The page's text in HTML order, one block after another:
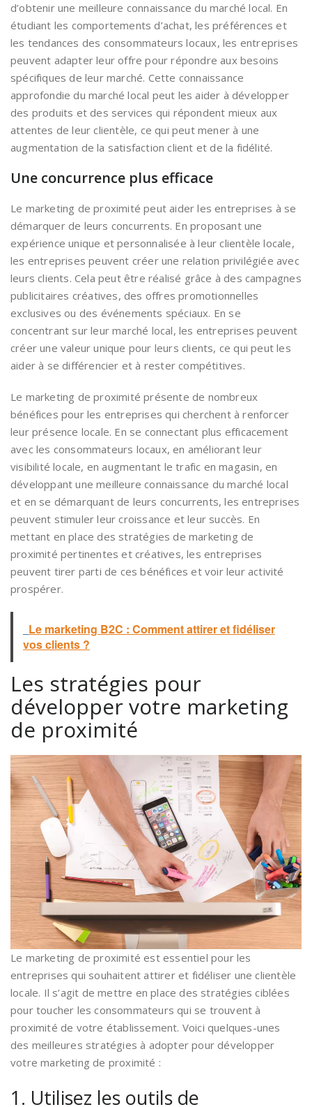
d’obtenir une meilleure connaissance du marché local. En
étudiant les comportements d’achat, les préférences et
les tendances des consommateurs locaux, les entreprises
peuvent adapter leur offre pour répondre aux besoins
spécifiques de leur marché. Cette connaissance
approfondie du marché local peut les aider à développer
des produits et des services qui répondent mieux aux
attentes de leur clientèle, ce qui peut mener à une
augmentation de la satisfaction client et de la fidélité.
Une concurrence plus efficace
Le marketing de proximité peut aider les entreprises à se
démarquer de leurs concurrents. En proposant une
expérience unique et personnalisée à leur clientèle locale,
les entreprises peuvent créer une relation privilégiée avec
leurs clients. Cela peut être réalisé grâce à des campagnes
publicitaires créatives, des offres promotionnelles
exclusives ou des événements spéciaux. En se
concentrant sur leur marché local, les entreprises peuvent
créer une valeur unique pour leurs clients, ce qui peut les
aider à se différencier et à rester compétitives.
Le marketing de proximité présente de nombreux
bénéfices pour les entreprises qui cherchent à renforcer
leur présence locale. En se connectant plus efficacement
avec les consommateurs locaux, en améliorant leur
visibilité locale, en augmentant le trafic en magasin, en
développant une meilleure connaissance du marché local
et en se démarquant de leurs concurrents, les entreprises
peuvent stimuler leur croissance et leur succès. En
mettant en place des stratégies de marketing de
proximité pertinentes et créatives, les entreprises
peuvent tirer parti de ces bénéfices et voir leur activité
prospérer.
Le marketing B2C : Comment attirer et fidéliser
vos clients ?
Les stratégies pour
développer votre marketing
de proximité
Le marketing de proximité est essentiel pour les
entreprises qui souhaitent attirer et fidéliser une clientèle
locale. Il s’agit de mettre en place des stratégies ciblées
pour toucher les consommateurs qui se trouvent à
proximité de votre établissement. Voici quelques-unes
des meilleures stratégies à adopter pour développer
votre marketing de proximité :
1. Utilisez les outils de